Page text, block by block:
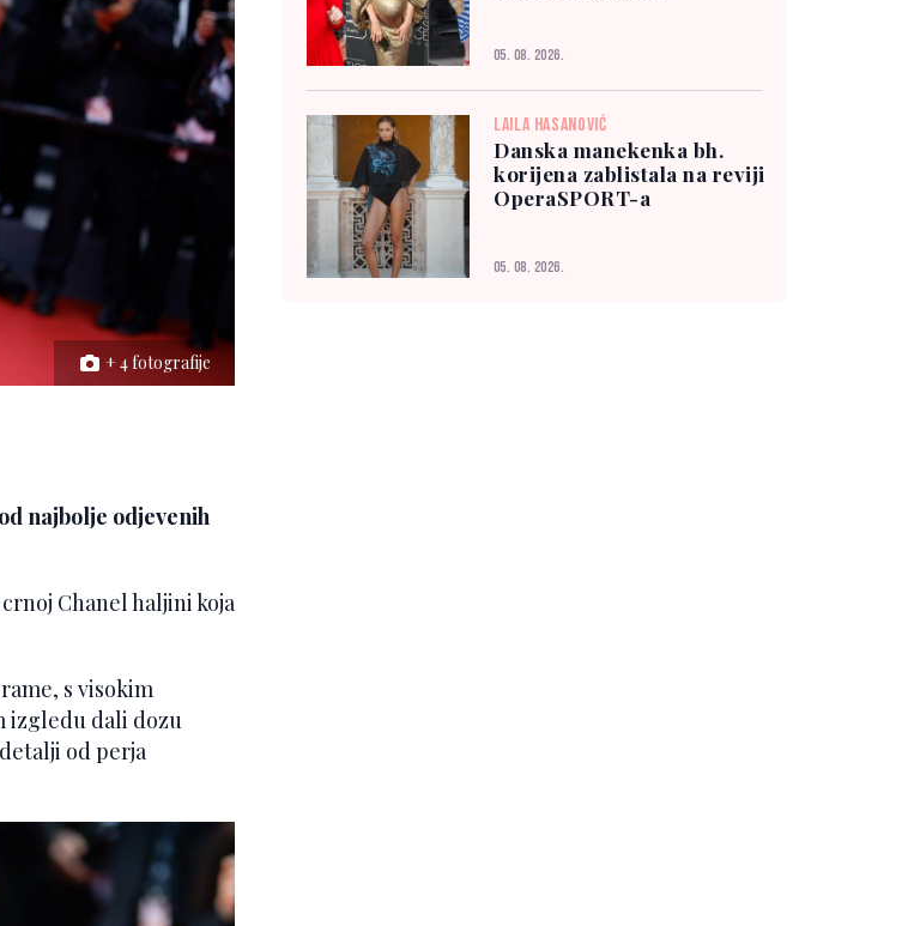
+ 4 fotografije
najbolje odjevenih
Chanel haljini koja
s visokim
izgledu dali dozu
od perja
05. 08. 2026.
LAILA HASANOVIĆ
Danska manekenka bh.
korijena zablistala na reviji
OperaSPORT-a
05. 08. 2026.